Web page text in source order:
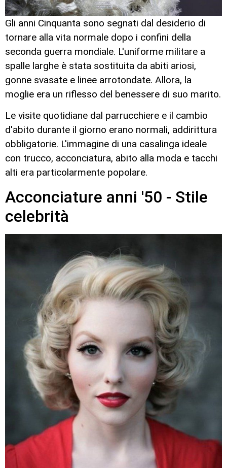
Gli anni Cinquanta sono segnati dal desiderio di
tornare alla vita normale dopo i confini della
seconda guerra mondiale. L'uniforme militare a
spalle larghe è stata sostituita da abiti ariosi,
gonne svasate e linee arrotondate. Allora, la
moglie era un riflesso del benessere di suo marito.
Le visite quotidiane dal parrucchiere e il cambio
d'abito durante il giorno erano normali, addirittura
obbligatorie. L'immagine di una casalinga ideale
con trucco, acconciatura, abito alla moda e tacchi
alti era particolarmente popolare.
Acconciature anni '50 - Stile
celebrità